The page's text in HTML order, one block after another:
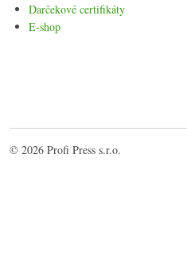
Darčekové certifikáty
E-shop
© 2026 Profi Press s.r.o.